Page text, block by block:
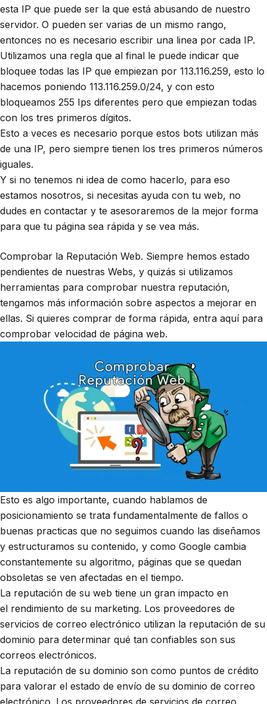
esta IP que puede ser la que está abusando de nuestro
servidor. O pueden ser varias de un mismo rango,
entonces no es necesario escribir una linea por cada IP.
Utilizamos una regla que al final le puede indicar que
bloquee todas las IP que empiezan por 113.116.259, esto lo
hacemos poniendo 113.116.259.0/24, y con esto
bloqueamos 255 Ips diferentes pero que empiezan todas
con los tres primeros dígitos.
Esto a veces es necesario porque estos bots utilizan más
de una IP, pero siempre tienen los tres primeros números
iguales.
Y si no tenemos ni idea de como hacerlo, para eso
estamos nosotros, si necesitas ayuda con tu web, no
dudes en contactar y te asesoraremos de la mejor forma
para que tu página sea rápida y se vea más.
Comprobar la Reputación Web. Siempre hemos estado
pendientes de nuestras Webs, y quizás si utilizamos
herramientas para comprobar nuestra reputación,
tengamos más información sobre aspectos a mejorar en
ellas. Si quieres comprar de forma rápida, entra aquí para
comprobar velocidad de página web.
Esto es algo importante, cuando hablamos de
posicionamiento se trata fundamentalmente de fallos o
buenas practicas que no seguimos cuando las diseñamos
y estructuramos su contenido, y como Google cambia
constantemente su algoritmo, páginas que se quedan
obsoletas se ven afectadas en el tiempo.
La reputación de su web tiene un gran impacto en
el rendimiento de su marketing. Los proveedores de
servicios de correo electrónico utilizan la reputación de su
dominio para determinar qué tan confiables son sus
correos electrónicos.
La reputación de su dominio son como puntos de crédito
para valorar el estado de envío de su dominio de correo
electrónico. Los proveedores de servicios de correo